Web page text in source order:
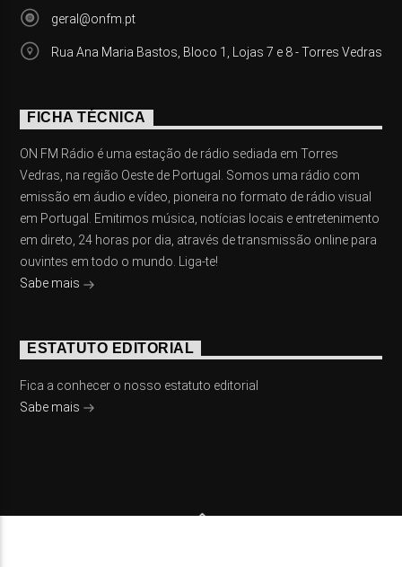
geral@onfm.pt
Rua Ana Maria Bastos, Bloco 1, Lojas 7 e 8 - Torres Vedras
FICHA TÉCNICA
ON FM Rádio é uma estação de rádio sediada em Torres
Vedras, na região Oeste de Portugal. Somos uma rádio com
emissão em áudio e vídeo, pioneira no formato de rádio visual
em Portugal. Emitimos música, notícias locais e entretenimento
em direto, 24 horas por dia, através de transmissão online para
ouvintes em todo o mundo. Liga-te!
Sabe mais
ESTATUTO EDITORIAL
Fica a conhecer o nosso estatuto editorial
Sabe mais